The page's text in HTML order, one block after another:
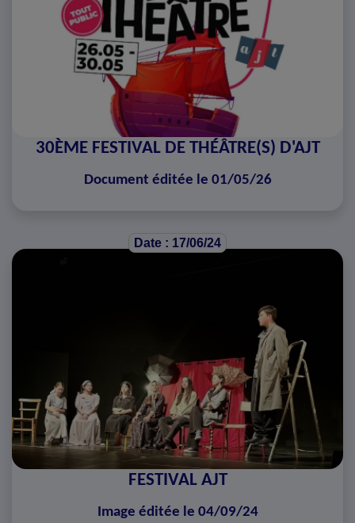
30ÈME FESTIVAL DE THÉÂTRE(S) D'AJT
Document éditée le 01/05/26
Date : 17/06/24
FESTIVAL AJT
Image éditée le 04/09/24